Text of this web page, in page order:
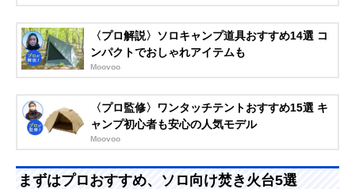
〈プロ解説〉ソロキャンプ道具おすすめ14選 コ
ンパクトでおしゃれアイテムも
Moovoo
〈プロ監修〉ワンタッチテントおすすめ15選 キ
ャンプ初心者も安心の人気モデル
Moovoo
まずはプロおすすめ、ソロ向け焚き火台5選